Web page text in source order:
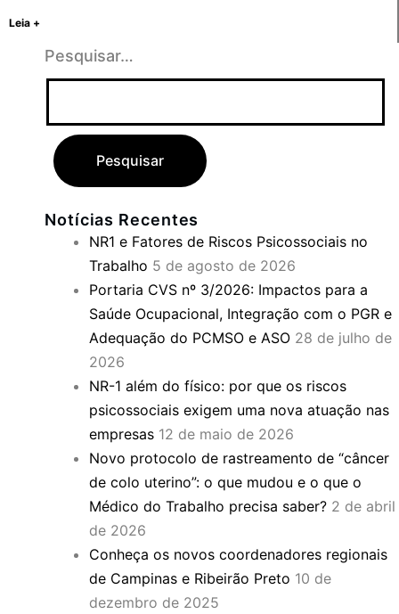
Leia +
Pesquisar…
Notícias Recentes
NR1 e Fatores de Riscos Psicossociais no
Trabalho 5 de agosto de 2026
Portaria CVS nº 3/2026: Impactos para a
Saúde Ocupacional, Integração com o PGR e
Adequação do PCMSO e ASO 28 de julho de
2026
NR-1 além do físico: por que os riscos
psicossociais exigem uma nova atuação nas
empresas 12 de maio de 2026
Novo protocolo de rastreamento de “câncer
de colo uterino”: o que mudou e o que o
Médico do Trabalho precisa saber? 2 de abril
de 2026
Conheça os novos coordenadores regionais
de Campinas e Ribeirão Preto 10 de
dezembro de 2025